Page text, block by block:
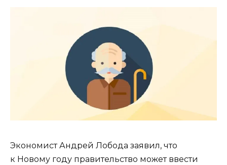
Экономист Андрей Лобода заявил, что
к Новому году правительство может ввести